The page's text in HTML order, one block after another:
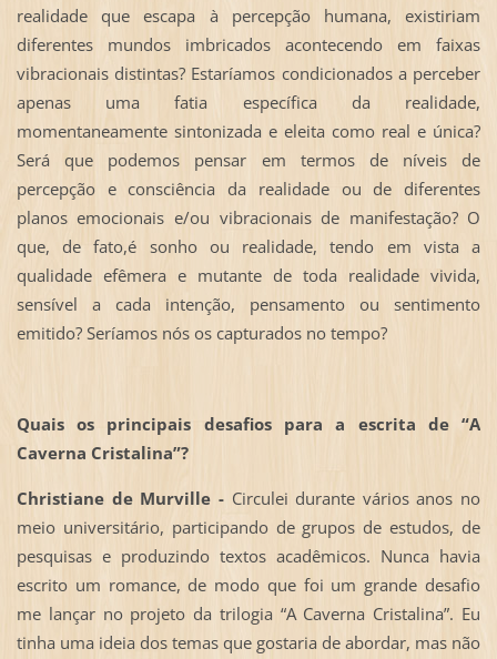
realidade que escapa à percepção humana, existiriam
diferentes mundos imbricados acontecendo em faixas
vibracionais distintas? Estaríamos condicionados a perceber
apenas uma fatia específica da realidade,
momentaneamente sintonizada e eleita como real e única?
Será que podemos pensar em termos de níveis de
percepção e consciência da realidade ou de diferentes
planos emocionais e/ou vibracionais de manifestação? O
que, de fato,é sonho ou realidade, tendo em vista a
qualidade efêmera e mutante de toda realidade vivida,
sensível a cada intenção, pensamento ou sentimento
emitido? Seríamos nós os capturados no tempo?
Quais os principais desafios para a escrita de “A
Caverna Cristalina”?
Christiane de Murville - Circulei durante vários anos no
meio universitário, participando de grupos de estudos, de
pesquisas e produzindo textos acadêmicos. Nunca havia
escrito um romance, de modo que foi um grande desafio
me lançar no projeto da trilogia “A Caverna Cristalina”. Eu
tinha uma ideia dos temas que gostaria de abordar, mas não